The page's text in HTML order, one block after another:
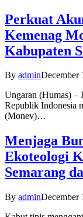
Perkuat
Kemenag
Kabupaten
By adminDecember
Ungaran (Humas) –
Republik Indonesia
(Monev)…
Menjaga
Ekoteologi
Semarang
By adminDecember